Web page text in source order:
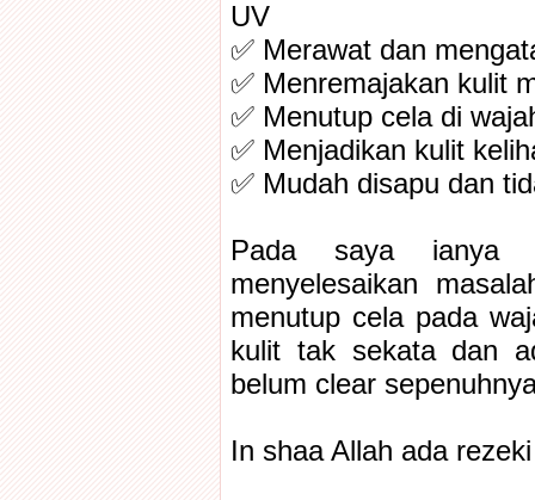
UV
✅ Merawat dan
✅ Menremajakan kulit
✅ Menutup cela di
✅ Menjadikan kulit
✅ Mudah disapu dan
Pada saya ianya
menyelesaikan
menutup cela pada
kulit tak sekata dan
belum clear
In shaa Allah ada